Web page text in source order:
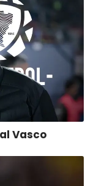
Vasco